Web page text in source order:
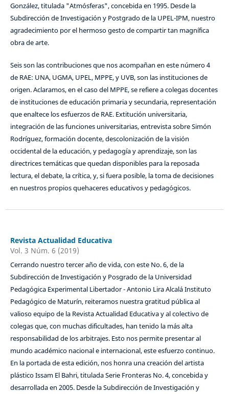
González, titulada "Atmósferas", concebida en 1995. Desde la
Subdirección de Investigación y Postgrado de la UPEL-IPM, nuestro
agradecimiento por el hermoso gesto de compartir tan magnífica
obra de arte.
Seis son las contribuciones que nos acompañan en este número 4
de RAE: UNA, UGMA, UPEL, MPPE, y UVB, son las instituciones de
origen. Aclaramos, en el caso del MPPE, se refiere a colegas docentes
de instituciones de educación primaria y secundaria, representación
que enaltece los esfuerzos de RAE. Extitución universitaria,
integración de las funciones universitarias, entrevista sobre Simón
Rodríguez, formación docente, descolonización de la visión
occidental de la educación, y pedagogía y aprendizaje, son las
directrices temáticas que quedan disponibles para la reposada
lectura, el debate, la crítica, y, si fuera posible, la toma de decisiones
en nuestros propios quehaceres educativos y pedagógicos.
Revista Actualidad Educativa
Vol. 3 Núm. 6 (2019)
Cerrando nuestro tercer año de vida, con este No. 6, de la
Subdirección de Investigación y Posgrado de la Universidad
Pedagógica Experimental Libertador - Antonio Lira Alcalá Instituto
Pedagógico de Maturín, reiteramos nuestra gratitud pública al
valioso equipo de la Revista Actualidad Educativa y al colectivo de
colegas que, con muchas dificultades, han tenido la más alta
responsabilidad de los arbitrajes. Esto nos permite presentar al
mundo académico nacional e internacional, este esfuerzo continuo.
En la portada de esta edición, nos honra una creación del artista
plástico Issam El Bahri, titulada Serie Fronteras No. 4, concebida y
desarrollada en 2005. Desde la Subdirección de Investigación y